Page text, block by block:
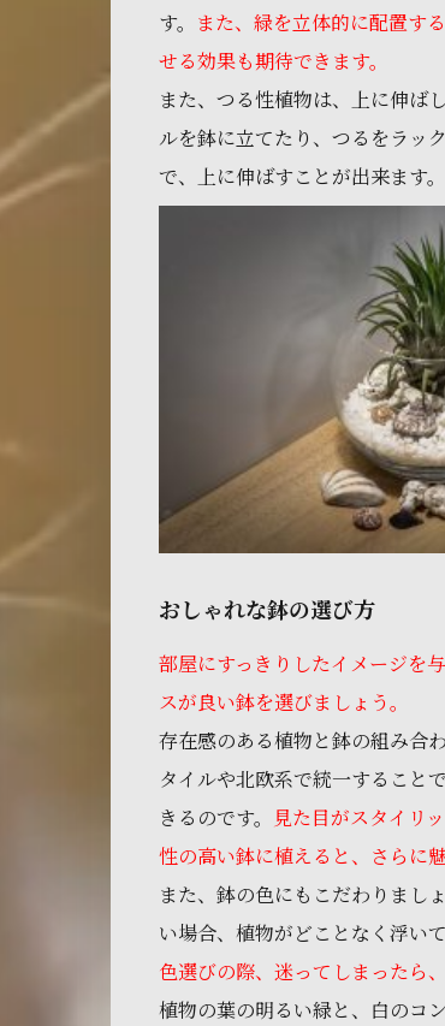
す。 また、緑を立体的に配置す
せる効果も期待できます。
また、つる性植物は、上に伸ば
ルを鉢に立てたり、つるをラッ
で、上に伸ばすことが出来ます。
おしゃれな鉢の選び方
部屋にすっきりしたイメージを
スが良い鉢を選びましょう。
存在感のある植物と鉢の組み合
タイルや北欧系で統一すること
きるのです。
見た目がスタイリ
性の高い鉢に植えると、さらに
また、鉢の色にもこだわりまし
い場合、植物がどことなく浮い
色選びの際、迷ってしまったら
植物の葉の明るい緑と、白のコ